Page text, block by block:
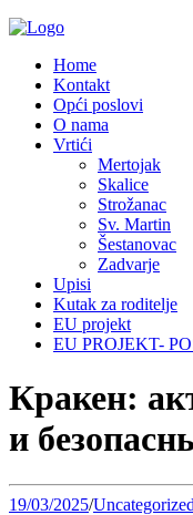
Home
Kontakt
Opći poslovi
O nama
Vrtići
Mertojak
Skalice
Strožanac
Sv. Martin
Šestanovac
Zadvarje
Upisi
Kutak za roditelje
EU projekt
EU PROJEKT-
Кракен:
и
19/03/2025/Uncategorized